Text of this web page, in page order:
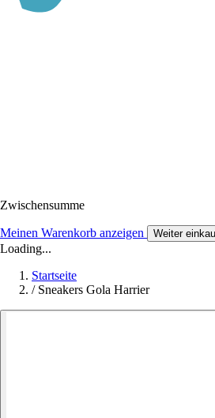
Zwischensumme
Meinen Warenkorb anzeigen Weiter
Loading...
Startseite
/ Sneakers Gola Harrier